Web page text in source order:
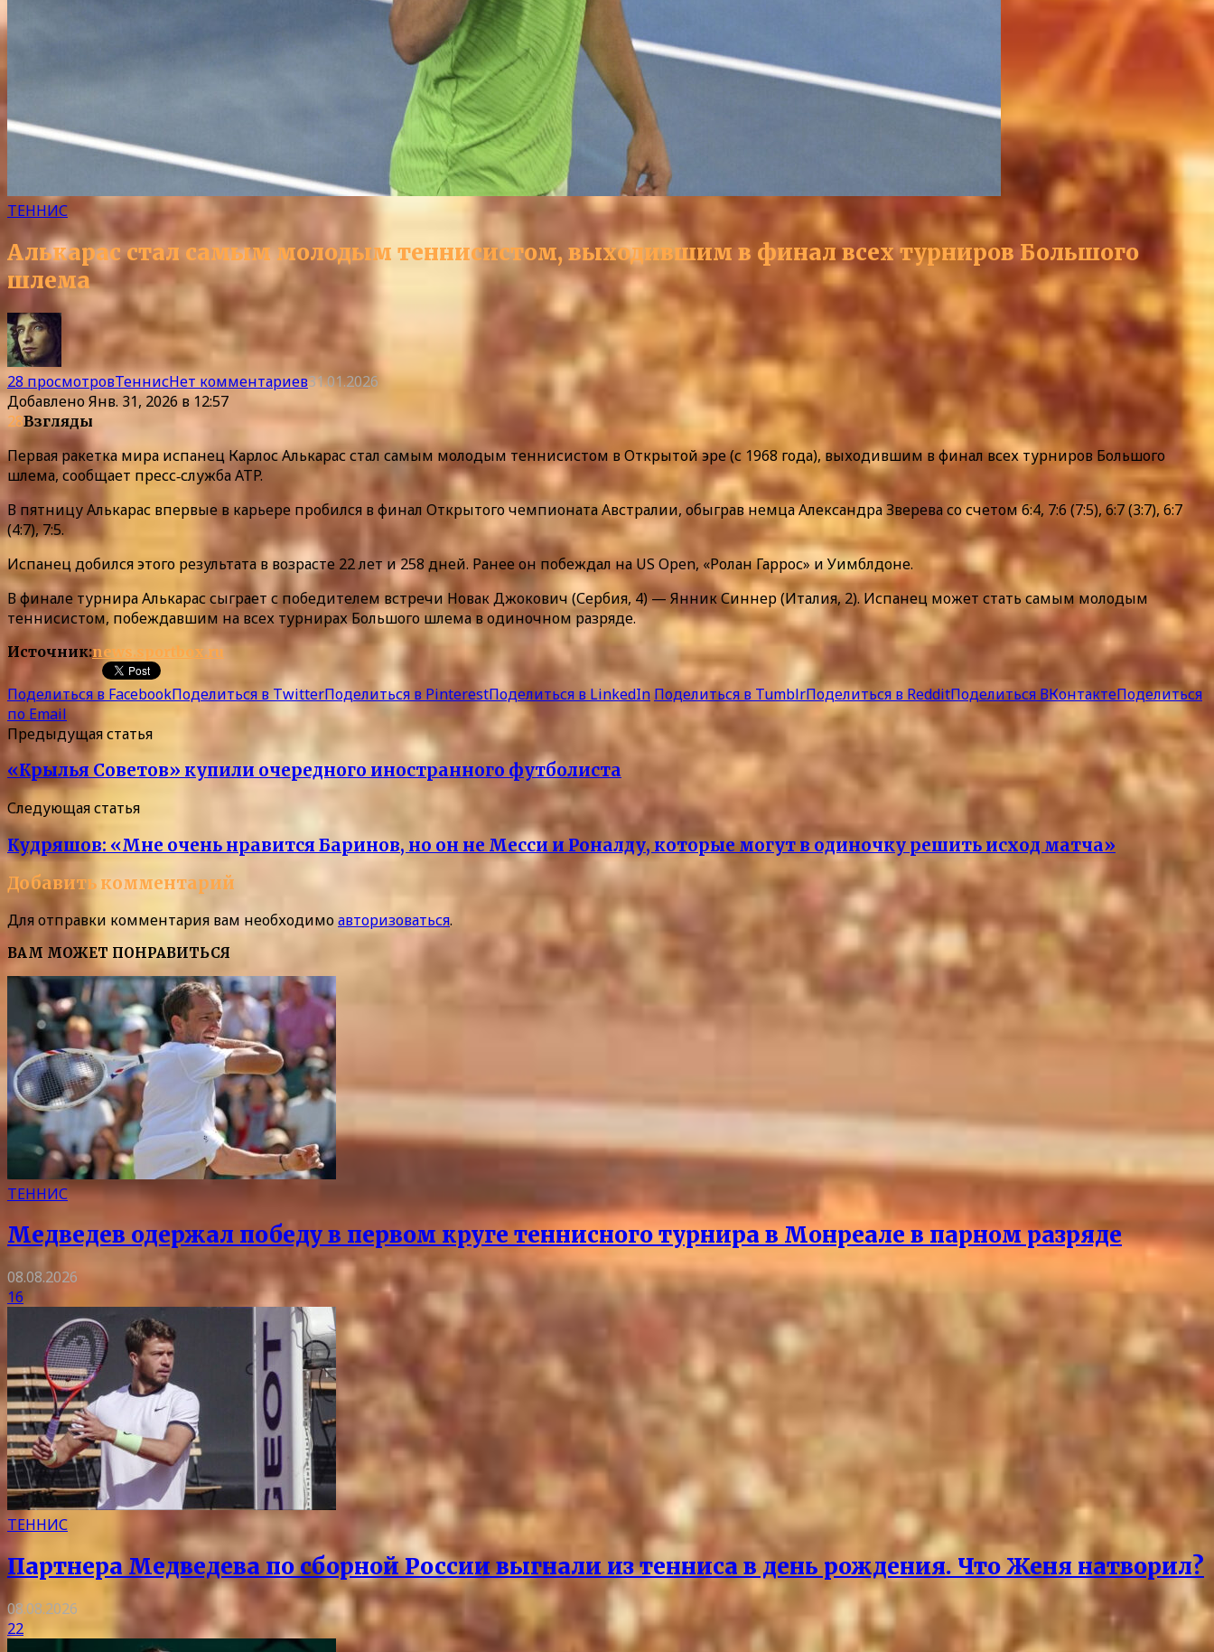
ТЕННИС
Алькарас стал самым молодым теннисистом, выходившим в финал всех турниров Большого
шлема
28 просмотровТеннисНет комментариев31.01.2026
ДобавленоЯнв. 31, 2026 в 12:57
28Взгляды
Первая ракетка мира испанец Карлос Алькарас стал самым молодым теннисистом в Открытой эре (с 1968 года), выходившим в финал всех турниров Большого
шлема, сообщает пресс‑служба ATP.
В пятницу Алькарас впервые в карьере пробился в финал Открытого чемпионата Австралии, обыграв немца Александра Зверева со счетом 6:4, 7:6 (7:5), 6:7 (3:7), 6:7
(4:7), 7:5.
Испанец добился этого результата в возрасте 22 лет и 258 дней. Ранее он побеждал на US Open, «Ролан Гаррос» и Уимблдоне.
В финале турнира Алькарас сыграет с победителем встречи Новак Джокович (Сербия, 4) — Янник Синнер (Италия, 2). Испанец может стать самым молодым
теннисистом, побеждавшим на всех турнирах Большого шлема в одиночном разряде.
Источник:news.sportbox.ru
Поделиться в FacebookПоделиться в TwitterПоделиться в PinterestПоделиться в LinkedIn Поделиться в TumblrПоделиться в RedditПоделиться ВКонтактеПоделиться
по Email
Предыдущая статья
«Крылья Советов» купили очередного иностранного футболиста
Следующая статья
Кудряшов: «Мне очень нравится Баринов, но он не Месси и Роналду, которые могут в одиночку решить исход матча»
Добавить комментарий
Для отправки комментария вам необходимоавторизоваться.
ВАМ МОЖЕТ ПОНРАВИТЬСЯ
ТЕННИС
Медведев одержал победу в первом круге теннисного турнира в Монреале в парном разряде
08.08.2026
16
ТЕННИС
Партнера Медведева по сборной России выгнали из тенниса в день рождения. Что Женя натворил?
08.08.2026
22